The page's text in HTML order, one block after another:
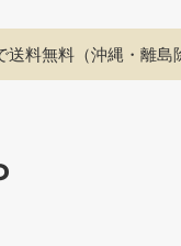
送料無料（沖縄・離島